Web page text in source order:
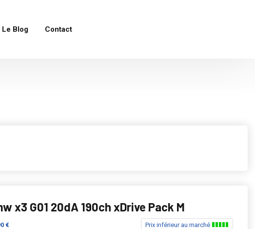
Le Blog Contact
x3 G01 20dA 190ch xDrive Pack M
€ Prix inférieur au marché